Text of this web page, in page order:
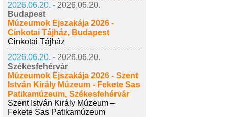
2026.06.20. - 2026.06.20.
Budapest
Múzeumok Éjszakája 2026 -
Cinkotai Tájház, Budapest
Cinkotai Tájház
2026.06.20. - 2026.06.20.
Székesfehérvár
Múzeumok Éjszakája 2026 - Szent
István Király Múzeum - Fekete Sas
Patikamúzeum, Székesfehérvár
Szent István Király Múzeum –
Fekete Sas Patikamúzeum